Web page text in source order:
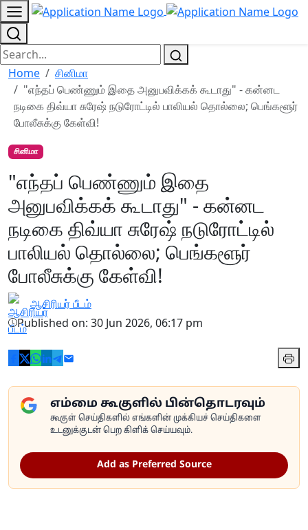
Home
சினிமா
"எந்தப் பெண்ணும் இதை அனுபவிக்கக் கூடாது" - கன்னட
நடிகை திவ்யா சுரேஷ் நடுரோட்டில் பாலியல் தொல்லை; பெங்களூர்
போலீசுக்கு கேள்வி!
சினிமா
"எந்தப் பெண்ணும் இதை
அனுபவிக்கக் கூடாது" - கன்னட
நடிகை திவ்யா சுரேஷ் நடுரோட்டில்
பாலியல் தொல்லை; பெங்களூர்
போலீசுக்கு கேள்வி!
ஆசிரியர் பீடம்
Published on: 30 Jun 2026, 06:17 pm
எம்மை கூகுளில் பின்தொடரவும்
கூகுள் செய்திகளில் எங்களின் முக்கியச் செய்திகளை
உடனுக்குடன் பெற கிளிக் செய்யவும்.
Add as Preferred Source